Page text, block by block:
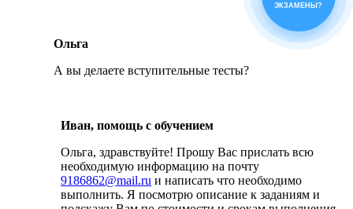
Ольга
А вы делаете вступительные тесты?
Иван, помощь с обучением
Ольга, здравствуйте! Прошу Вас прислать всю
необходимую информацию на почту
9186862@mail.ru и написать что необходимо
выполнить. Я посмотрю описание к заданиям и
ЭКЗАМЕНЫ?